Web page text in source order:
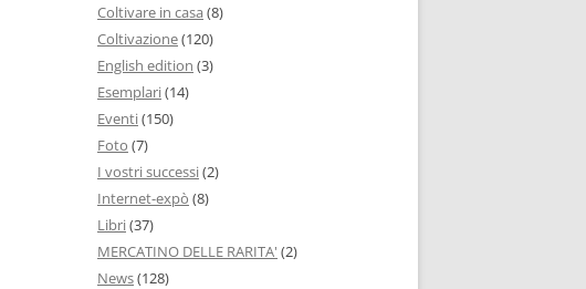
Coltivare in casa (8)
Coltivazione(120)
English edition (3)
Esemplari(14)
Eventi(150)
Foto (7)
I vostri successi(2)
Internet-expò (8)
Libri(37)
MERCATINO DELLE RARITA' (2)
News(128)